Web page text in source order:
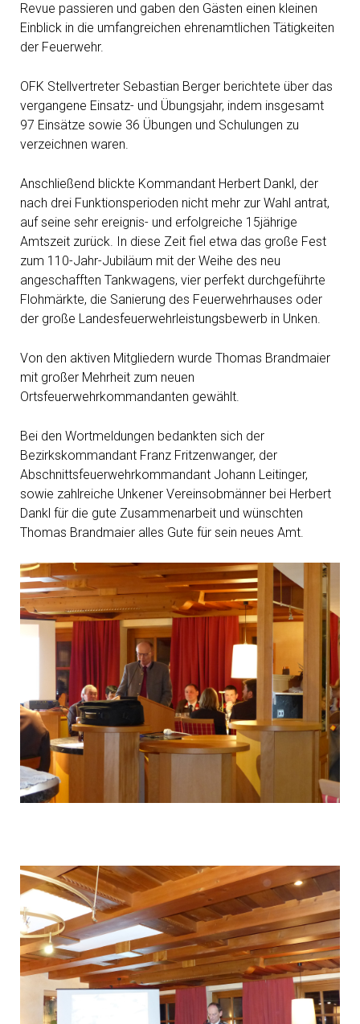
Revue passieren und gaben den Gästen einen kleinen
Einblick in die umfangreichen ehrenamtlichen Tätigkeiten
der Feuerwehr.
OFK Stellvertreter Sebastian Berger berichtete über das
vergangene Einsatz- und Übungsjahr, indem insgesamt
97 Einsätze sowie 36 Übungen und Schulungen zu
verzeichnen waren.
Anschließend blickte Kommandant Herbert Dankl, der
nach drei Funktionsperioden nicht mehr zur Wahl antrat,
auf seine sehr ereignis- und erfolgreiche 15jährige
Amtszeit zurück. In diese Zeit fiel etwa das große Fest
zum 110-Jahr-Jubiläum mit der Weihe des neu
angeschafften Tankwagens, vier perfekt durchgeführte
Flohmärkte, die Sanierung des Feuerwehrhauses oder
der große Landesfeuerwehrleistungsbewerb in Unken.
Von den aktiven Mitgliedern wurde Thomas Brandmaier
mit großer Mehrheit zum neuen
Ortsfeuerwehrkommandanten gewählt.
Bei den Wortmeldungen bedankten sich der
Bezirkskommandant Franz Fritzenwanger, der
Abschnittsfeuerwehrkommandant Johann Leitinger,
sowie zahlreiche Unkener Vereinsobmänner bei Herbert
Dankl für die gute Zusammenarbeit und wünschten
Thomas Brandmaier alles Gute für sein neues Amt.